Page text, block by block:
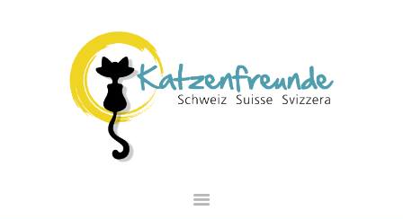
NEWS
VERMITTLUNG
INTERESSANTES